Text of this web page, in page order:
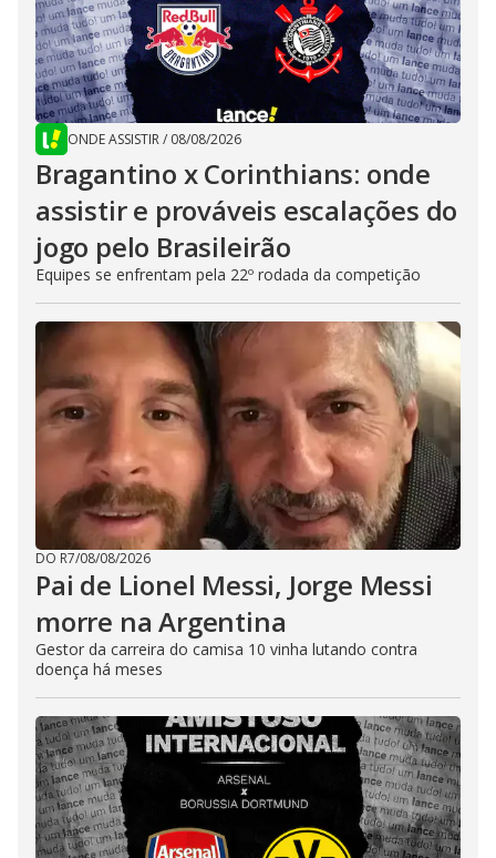
ONDE ASSISTIR/ 08/08/2026
Bragantino x Corinthians: onde
assistir e prováveis escalações do
jogo pelo Brasileirão
Equipes se enfrentam pela 22º rodada da competição
DO R7/08/08/2026
Pai de Lionel Messi, Jorge Messi
morre na Argentina
Gestor da carreira do camisa 10 vinha lutando contra
doença há meses